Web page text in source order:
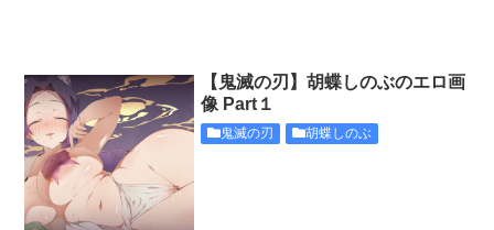
【鬼滅の刃】胡蝶しのぶのエロ画
像 Part１
鬼滅の刃 胡蝶しのぶ